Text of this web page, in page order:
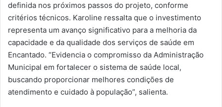
definida nos próximos passos do projeto, conforme
critérios técnicos. Karoline ressalta que o investimento
representa um avanço significativo para a melhoria da
capacidade e da qualidade dos serviços de saúde em
Encantado. “Evidencia o compromisso da Administração
Municipal em fortalecer o sistema de saúde local,
buscando proporcionar melhores condições de
atendimento e cuidado à população”, salienta.